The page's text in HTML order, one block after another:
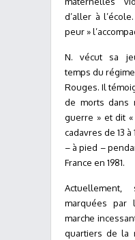
d’aller à
peur »
N. vécut sa
temps du
Rouges. Il
de morts dans
guerre » et dit
cadavres de 13 à
– à pied –
France en 1981.
marquées par
marche
quartiers de la